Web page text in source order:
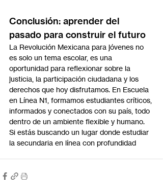
Conclusión: aprender del
pasado para construir el futuro
La Revolución Mexicana para jóvenes no
es solo un tema escolar, es una
oportunidad para reflexionar sobre la
justicia, la participación ciudadana y los
derechos que hoy disfrutamos. En Escuela
en Línea N1, formamos estudiantes críticos,
informados y conectados con su país, todo
dentro de un ambiente flexible y humano.
Si estás buscando un lugar donde estudiar
la secundaria en línea con profundidad